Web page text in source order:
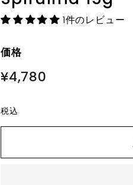
1件のレビュー
価格
¥4,780
税込